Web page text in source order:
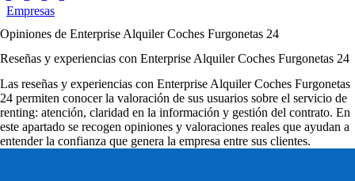
Empresas
Opiniones de Enterprise Alquiler Coches Furgonetas 24
Reseñas y experiencias con Enterprise Alquiler Coches Furgonetas 24
Las reseñas y experiencias con Enterprise Alquiler Coches Furgonetas
24 permiten conocer la valoración de sus usuarios sobre el servicio de
renting: atención, claridad en la información y gestión del contrato. En
este apartado se recogen opiniones y valoraciones reales que ayudan a
entender la confianza que genera la empresa entre sus clientes.